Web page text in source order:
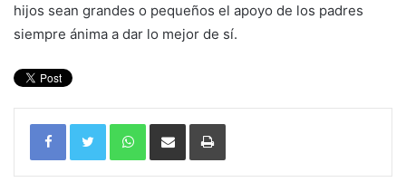
hijos sean grandes o pequeños el apoyo de los padres
siempre ánima a dar lo mejor de sí.
WhatsAppCompartir por correo electrónicoImprimir